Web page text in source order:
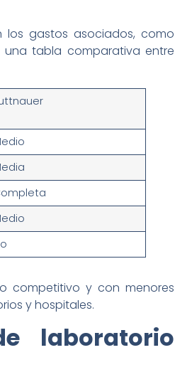
los gastos asociados, como
una tabla comparativa entre
competitivo y con menores
y hospitales.
laboratorio